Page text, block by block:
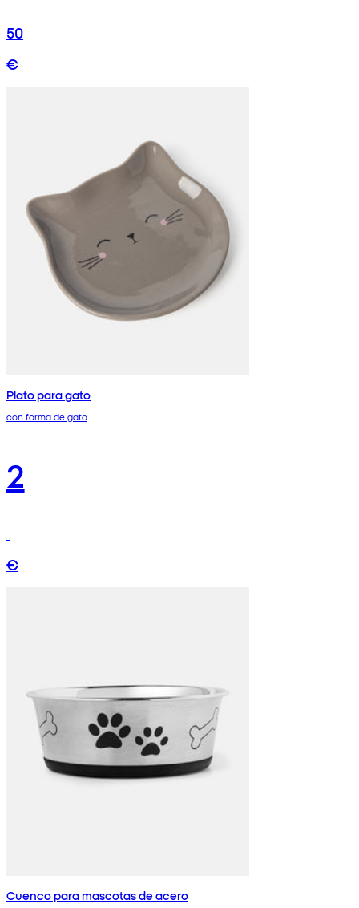
50
€
Plato para gato
con forma de gato
2
€
Cuenco para mascotas de acero